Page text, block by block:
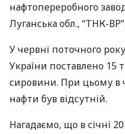
нафтопереробного
Луганська обл., “ТНК-
У червні поточного
України поставлено 15
сировини. При цьому в
нафти був відсутній.
Нагадаємо, що в січні